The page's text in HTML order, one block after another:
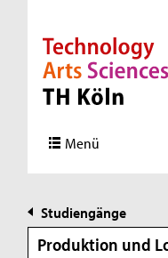
Direkt zur
Direkt zur Subnavigation
Direkt zum Inhalt
Direkt zum Fußbereich
Menü
Studiengänge
Produktion und